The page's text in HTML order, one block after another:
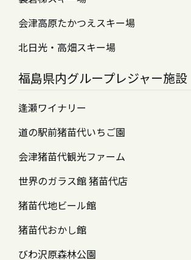
会津高原たかつえスキー場
北日光・高畑スキー場
福島県内グループレジャー施設
逢瀬ワイナリー
道の駅前猪苗代いちご園
会津猪苗代観光ファーム
世界のガラス館 猪苗代店
猪苗代地ビール館
猪苗代おかし館
びわ沢原森林公園